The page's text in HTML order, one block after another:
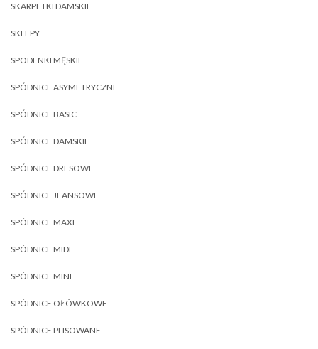
SKARPETKI DAMSKIE
SKLEPY
SPODENKI MĘSKIE
SPÓDNICE ASYMETRYCZNE
SPÓDNICE BASIC
SPÓDNICE DAMSKIE
SPÓDNICE DRESOWE
SPÓDNICE JEANSOWE
SPÓDNICE MAXI
SPÓDNICE MIDI
SPÓDNICE MINI
SPÓDNICE OŁÓWKOWE
SPÓDNICE PLISOWANE